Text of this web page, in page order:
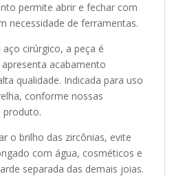
permite abrir e fechar com
necessidade de ferramentas.
aço cirúrgico, a peça é
acabamento
qualidade. Indicada para uso
conforme nossas
produto.
o brilho das zircônias, evite
com água, cosméticos e
separada das demais joias.